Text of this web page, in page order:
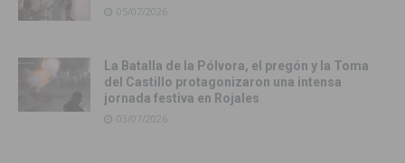
05/07/2026
La Batalla de la Pólvora, el pregón y la Toma
del Castillo protagonizaron una intensa
jornada festiva en Rojales
03/07/2026